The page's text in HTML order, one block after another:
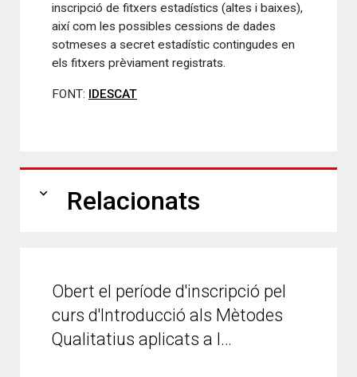
inscripció de fitxers estadístics (altes i baixes),
així com les possibles cessions de dades
sotmeses a secret estadístic contingudes en
els fitxers prèviament registrats.
FONT: IDESCAT
expand_more Relacionats
Obert el període d'inscripció pel
curs d'Introducció als Mètodes
Qualitatius aplicats a l…